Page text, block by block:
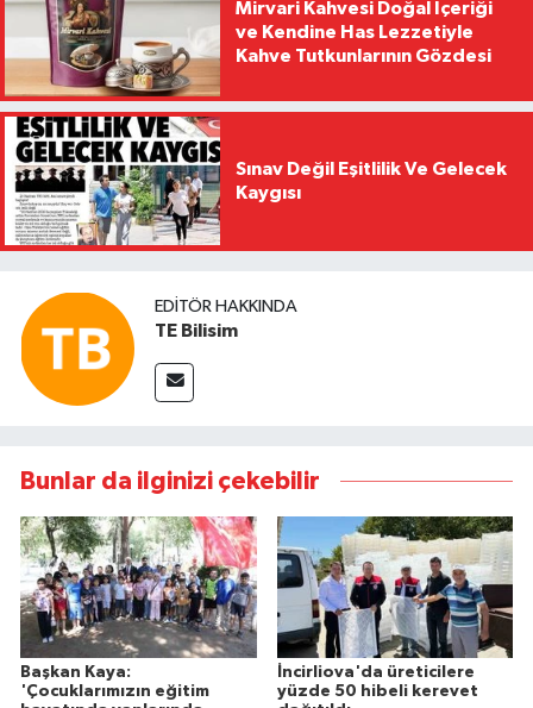
Mirvari Kahvesi Doğal İçeriği
ve Kendine Has Lezzetiyle
Kahve Tutkunlarının Gözdesi
Sınav Değil Eşitlilik Ve Gelecek
Kaygısı
EDITÖR HAKKINDA
TE Bilisim
Bunlar da ilginizi çekebilir
Başkan Kaya:
'Çocuklarımızın eğitim
İncirliova'da üreticilere
yüzde 50 hibeli kerevet